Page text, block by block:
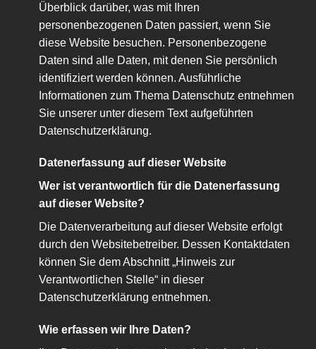
Überblick darüber, was mit Ihren
personenbezogenen Daten passiert, wenn Sie
diese Website besuchen. Personenbezogene
Daten sind alle Daten, mit denen Sie persönlich
identifiziert werden können. Ausführliche
Informationen zum Thema Datenschutz entnehmen
Sie unserer unter diesem Text aufgeführten
Datenschutzerklärung.
Datenerfassung auf dieser Website
Wer ist verantwortlich für die Datenerfassung
auf dieser Website?
Die Datenverarbeitung auf dieser Website erfolgt
durch den Websitebetreiber. Dessen Kontaktdaten
können Sie dem Abschnitt „Hinweis zur
Verantwortlichen Stelle“ in dieser
Datenschutzerklärung entnehmen.
Wie erfassen wir Ihre Daten?